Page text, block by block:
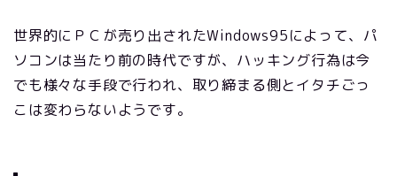
世界的にＰＣが売り出されたWindows95によって、パ
ソコンは当たり前の時代ですが、ハッキング行為は今
でも様々な手段で行われ、取り締まる側とイタチごっ
こは変わらないようです。